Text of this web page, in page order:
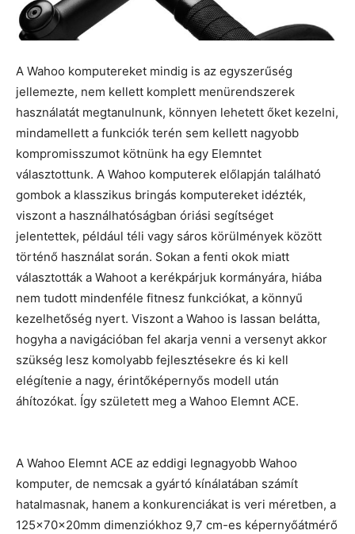
A Wahoo komputereket mindig is az egyszerűség
jellemezte, nem kellett komplett menürendszerek
használatát megtanulnunk, könnyen lehetett őket kezelni,
mindamellett a funkciók terén sem kellett nagyobb
kompromisszumot kötnünk ha egy Elemntet
választottunk. A Wahoo komputerek előlapján található
gombok a klasszikus bringás komputereket idézték,
viszont a használhatóságban óriási segítséget
jelentettek, például téli vagy sáros körülmények között
történő használat során. Sokan a fenti okok miatt
választották a Wahoot a kerékpárjuk kormányára, hiába
nem tudott mindenféle fitnesz funkciókat, a könnyű
kezelhetőség nyert. Viszont a Wahoo is lassan belátta,
hogyha a navigációban fel akarja venni a versenyt akkor
szükség lesz komolyabb fejlesztésekre és ki kell
elégítenie a nagy, érintőképernyős modell után
áhítozókat. Így született meg a Wahoo Elemnt ACE.
A Wahoo Elemnt ACE az eddigi legnagyobb Wahoo
komputer, de nemcsak a gyártó kínálatában számít
hatalmasnak, hanem a konkurenciákat is veri méretben, a
125x70x20mm dimenziókhoz 9,7 cm-es képernyőátmérő